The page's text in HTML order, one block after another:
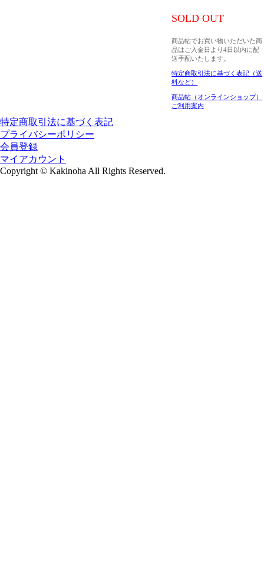
SOLD OUT
商品帖でお買い物いただいた商
品はご入金日より4日以内に配
送手配いたします。
特定商取引法に基づく表記（送
料など）
商品帖（オンラインショップ）
ご利用案内
特定商取引法に基づく表記
プライバシーポリシー
会員登録
マイアカウント
Copyright © Kakinoha All Rights Reserved.